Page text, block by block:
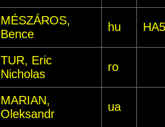
MÉSZÁROS,
Bence
hu
TUR, Eric
Nicholas
ro
MARIAN,
Oleksandr
ua